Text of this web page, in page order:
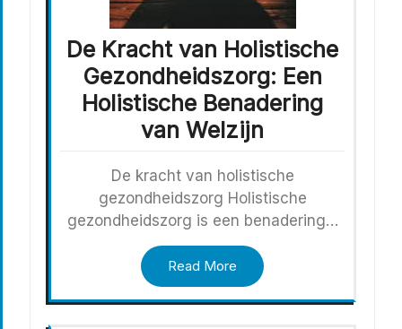
De Kracht van Holistische
Gezondheidszorg: Een
Holistische Benadering
van Welzijn
De kracht van holistische
gezondheidszorg Holistische
gezondheidszorg is een benadering…
Read More